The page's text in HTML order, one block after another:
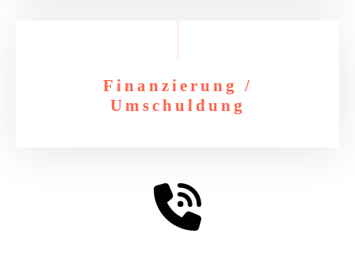
Finanzierung /
Umschuldung